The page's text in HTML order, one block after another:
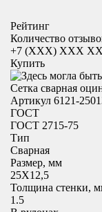
Рейтинг
Количество
+7 (XXX) ХХХ
Купить
Сетка сварная
Артикул 6121-
ГОСТ
ГОСТ 2715-75
Тип
Сварная
Размер, мм
25X12,5
Толщина стенки,
1.5